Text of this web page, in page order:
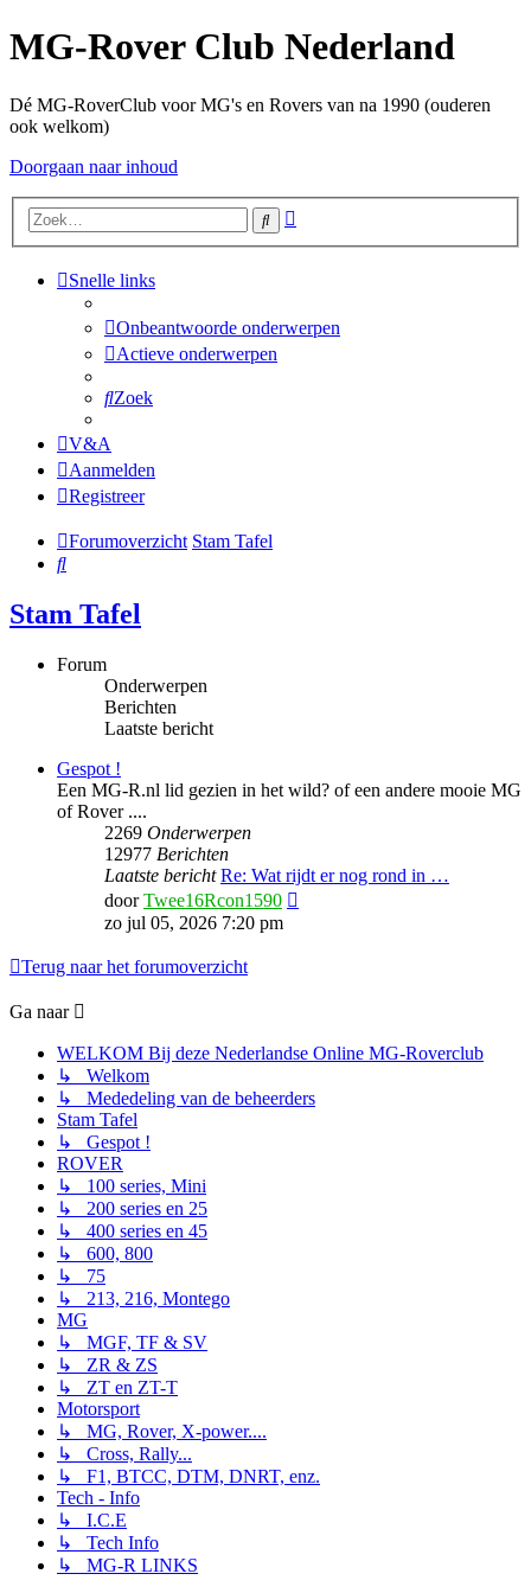
MG-Rover Club Nederland
Dé MG-RoverClub voor MG's en Rovers van na 1990 (ouderen
ook welkom)
Doorgaan naar inhoud
Zoek
Snelle links
Onbeantwoorde onderwerpen
Actieve onderwerpen
Zoek
V&A
Aanmelden
Registreer
Forumoverzicht Stam Tafel
Zoek
Stam Tafel
Forum
Onderwerpen
Berichten
Laatste bericht
Gespot !
Een MG-R.nl lid gezien in het wild? of een andere mooie MG
of Rover ....
2269 Onderwerpen
12977 Berichten
Laatste bericht Re: Wat rijdt er nog rond in …
doorTwee16Rcon1590
zo jul 05, 2026 7:20 pm
Terug naar het forumoverzicht
Ga naar
WELKOM Bij deze Nederlandse Online MG-Roverclub
↳ Welkom
↳ Mededeling van de beheerders
Stam Tafel
↳ Gespot !
ROVER
↳ 100 series, Mini
↳ 200 series en 25
↳ 400 series en 45
↳ 600, 800
↳ 75
↳ 213, 216, Montego
MG
↳ MGF, TF & SV
↳ ZR & ZS
↳ ZT en ZT-T
Motorsport
↳ MG, Rover, X-power....
↳ Cross, Rally...
↳ F1, BTCC, DTM, DNRT, enz.
Tech - Info
↳ I.C.E
↳ Tech Info
↳ MG-R LINKS